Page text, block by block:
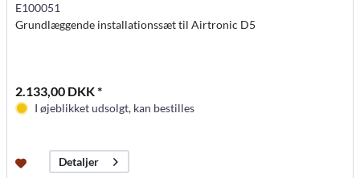
E100051
Grundlæggende installationssæt til Airtronic D5
2.133,00 DKK *
I øjeblikket udsolgt, kan bestilles
Detaljer